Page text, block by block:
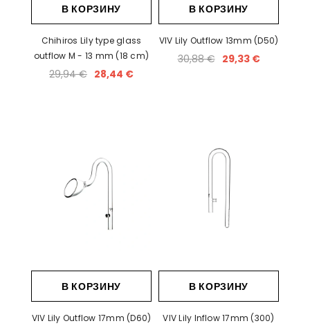
В КОРЗИНУ
Chihiros Lily type glass
outflow M - 13 mm (18 cm)
29,94 € 28,44 €
В КОРЗИНУ
VIV Lily Outflow 13mm (D50)
30,88 € 29,33 €
В КОРЗИНУ
VIV Lily Outflow 17mm (D60)
В КОРЗИНУ
VIV Lily Inflow 17mm (300)